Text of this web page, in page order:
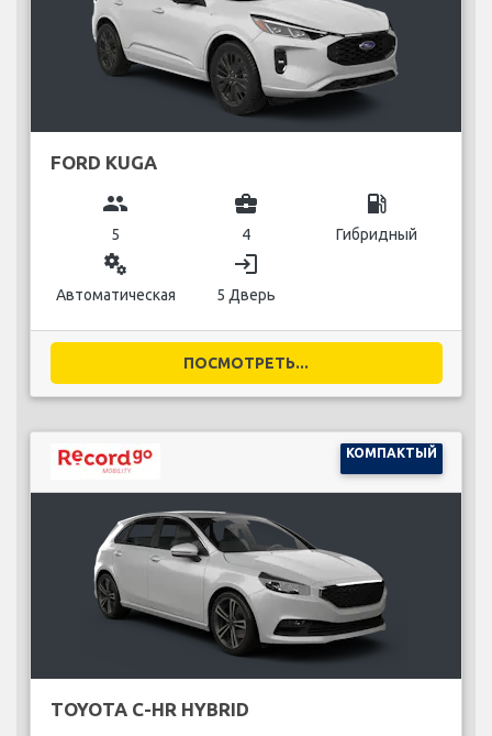
FORD KUGA
group
5
business_center
4
local_gas_station
Гибридный
miscellaneous_services
Автоматическая
login
5 Дверь
ПОСМОТРЕТЬ...
КОМПАКТЫЙ
TOYOTA C-HR HYBRID